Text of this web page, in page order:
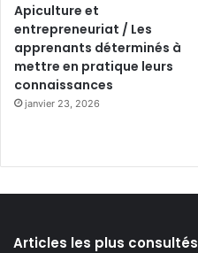
Apiculture et
entrepreneuriat / Les
apprenants déterminés à
mettre en pratique leurs
connaissances
janvier 23, 2026
Articles les plus consultés